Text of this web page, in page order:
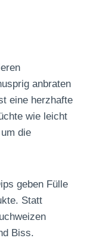
anbraten
eine herzhafte
wie leicht
die
geben Fülle
Statt
Biss.